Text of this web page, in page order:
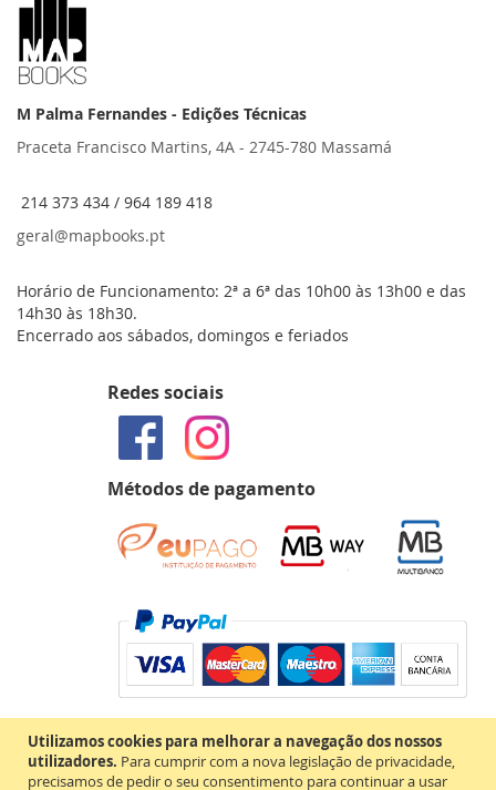
Utilizamos cookies para melhorar a navegação dos nossos
utilizadores. Para cumprir com a nova legislação de privacidade,
precisamos de pedir o seu consentimento para continuar a usar
M Palma Fernandes - Edições Técnicas
Praceta Francisco Martins, 4A - 2745-780 Massamá
214 373 434 / 964 189 418
geral@mapbooks.pt
Horário de Funcionamento: 2ª a 6ª das 10h00 às 13h00 e das
14h30 às 18h30.
Encerrado aos sábados, domingos e feriados
Redes sociais
Métodos de pagamento